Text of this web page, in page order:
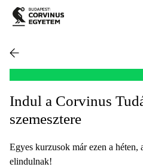
Indul a Corvinus
szemesztere
Egyes kurzusok már ezen a héten,
elindulnak!